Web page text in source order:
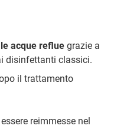
acque refluegrazie a
disinfettanti classici.
il trattamento
reimmesse nel